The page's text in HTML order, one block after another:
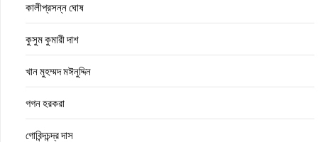
কালীপ্রসন্ন ঘোষ
কুসুম কুমারী দাশ
খান মুহম্মদ মঈনুদ্দিন
গগন হরকরা
গোবিন্দচন্দ্র দাস